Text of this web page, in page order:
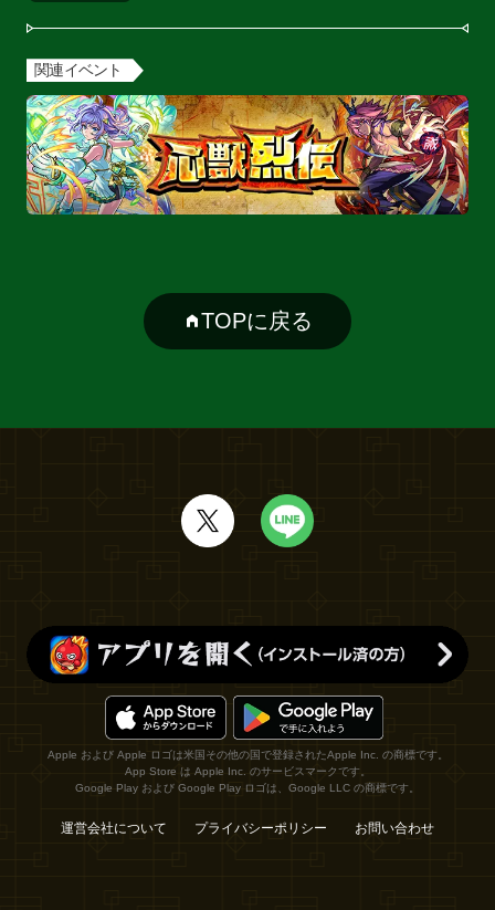
関連イベント
TOPに戻る
Apple および Apple ロゴは米国その他の国で登録されたApple Inc. の商標です。
App Store は Apple Inc. のサービスマークです。
Google Play および Google Play ロゴは、Google LLC の商標です。
運営会社について プライバシーポリシー お問い合わせ